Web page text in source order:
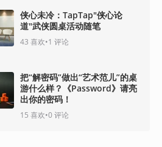
侠心未冷：TapTap"侠心论
道"武侠圆桌活动随笔
43 喜欢•1 评论
把“解密码”做出“艺术范儿”的桌
游什么样？《Password》请亮
出你的密码！
15 喜欢•0评论